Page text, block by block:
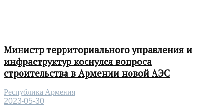
Министр территориального управления и
инфраструктур коснулся вопроса
строительства в Армении новой АЭС
Республика Армения
2023-05-30